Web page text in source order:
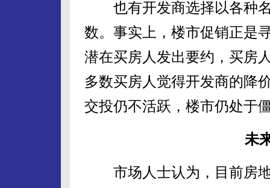
也有开发商选择以各种名
数。事实上，楼市促销正是
潜在买房人发出要约，买房
多数买房人觉得开发商的降
交投仍不活跃，楼市仍处于
未
市场人士认为，目前房地